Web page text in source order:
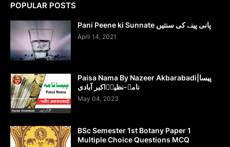
POPULAR POSTS
Pani Peene ki Sunnate پانی پینے کی سنتیں
April 14, 2021
Paisa Nama By Nazeer Akbarabadi|پیسا
نامہ-نظیرؔاکبر آبادی
May 04, 2023
BSc Semester 1st Botany Paper 1
Multiple Choice Questions MCQ